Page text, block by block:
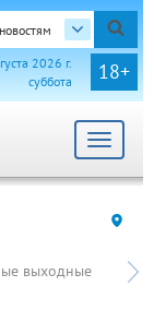
18+
2026 г.
суббота
Toggle
выходные